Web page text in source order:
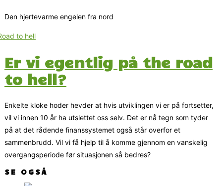
Den hjertevarme engelen fra nord
Er vi egentlig på the road
to hell?
Enkelte kloke hoder hevder at hvis utviklingen vi er på fortsetter,
vil vi innen 10 år ha utslettet oss selv. Det er nå tegn som tyder
på at det rådende finanssystemet også står overfor et
sammenbrudd. Vil vi få hjelp til å komme gjennom en vanskelig
overgangsperiode før situasjonen så bedres?
SE OGSÅ